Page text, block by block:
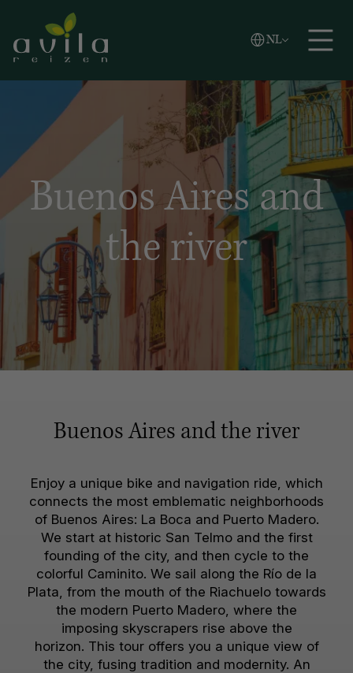
Zoeken
NL
Vlaams
English
Buenos Aires and
the river
Buenos Aires and the river
Enjoy a unique bike and navigation ride, which
connects the most emblematic neighborhoods
of Buenos Aires: La Boca and Puerto Madero.
We start at historic San Telmo and the first
founding of the city, and then cycle to the
colorful Caminito. We sail along the Río de la
Plata, from the mouth of the Riachuelo towards
the modern Puerto Madero, where the
imposing skyscrapers rise above the
horizon. This tour offers you a unique view of
the city, fusing tradition and modernity. An